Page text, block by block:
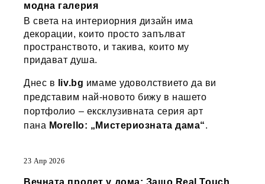
модна галерия
В света на интериорния дизайн има
декорации, които просто запълват
пространството, и такива, които му
придават душа.
Днес в liv.bg имаме удоволствието да ви
представим най-новото бижу в нашето
портфолио – ексклузивната серия арт
пана Morello: „Мистериозната дама“.
23 Апр 2026
Вечната пролет у дома: Защо Real Touch